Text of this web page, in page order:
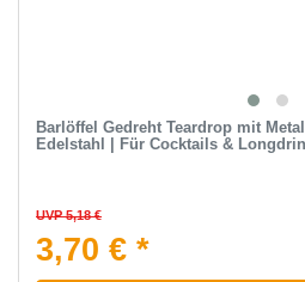
Barlöffel Gedreht Teardrop mit
Edelstahl | Für Cocktails &
UVP 5,18 €
3,70 € *